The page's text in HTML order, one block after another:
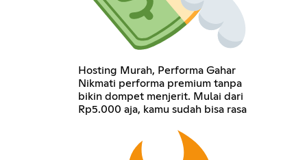
Hosting Murah, Performa Gahar
Nikmati performa premium tanpa
bikin dompet menjerit. Mulai dari
Rp5.000 aja, kamu sudah bisa rasa